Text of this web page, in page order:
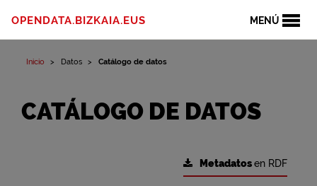
MENÚ
OPENDATA.BIZKAIA.EUS
Inicio Datos Catálogo de datos
CATÁLOGO DE DATOS
Metadatosen RDF